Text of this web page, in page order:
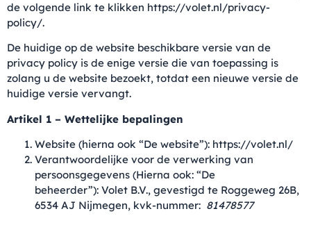
de volgende link te klikken https://volet.nl/privacy-
policy/.
De huidige op de website beschikbare versie van de
privacy policy is de enige versie die van toepassing is
zolang u de website bezoekt, totdat een nieuwe versie de
huidige versie vervangt.
Artikel 1 – Wettelijke bepalingen
Website (hierna ook “De website”): https://volet.nl/
Verantwoordelijke voor de verwerking van
persoonsgegevens (Hierna ook: “De
beheerder”): Volet B.V., gevestigd te Roggeweg 26B,
6534 AJ Nijmegen, kvk-nummer: 81478577